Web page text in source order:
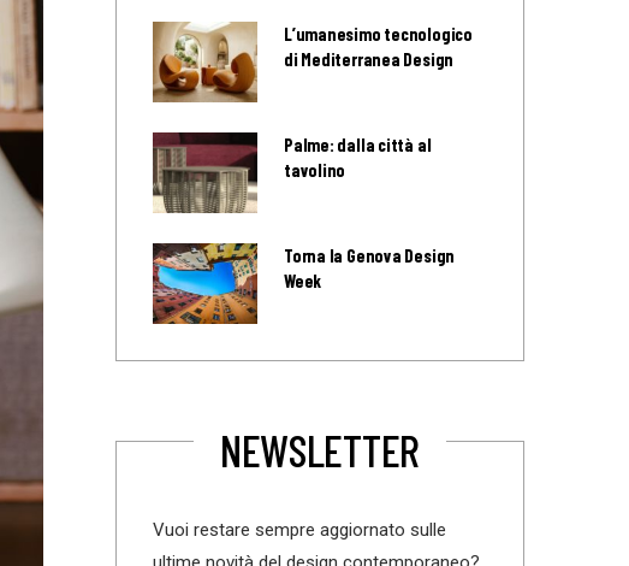
L’umanesimo tecnologico
di Mediterranea Design
Palme: dalla città al
tavolino
Torna la Genova Design
Week
NEWSLETTER
Vuoi restare sempre aggiornato sulle